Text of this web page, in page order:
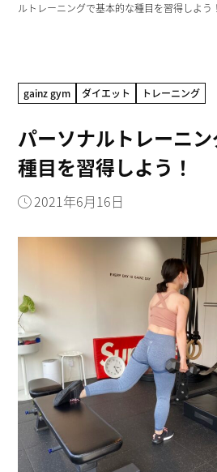
ルトレーニングで基本的な種目を習得しよう！
gainz gym ダイエット トレーニング
パーソナルトレーニ
種目を習得しよう！
2021年6月16日